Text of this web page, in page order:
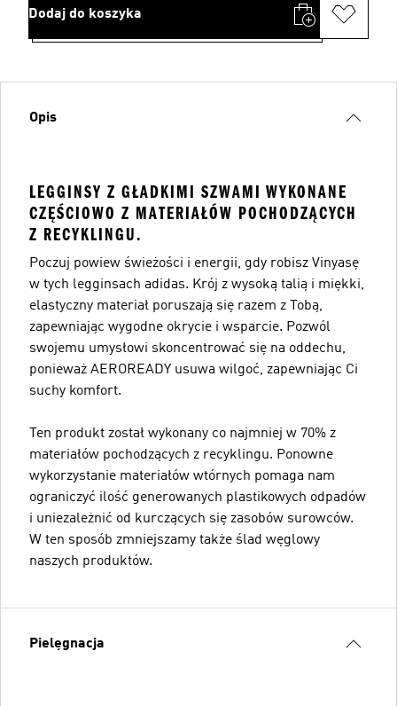
Dodaj do koszyka
Opis
LEGGINSY Z GŁADKIMI SZWAMI WYKONANE
CZĘŚCIOWO Z MATERIAŁÓW POCHODZĄCYCH
Z RECYKLINGU.
Poczuj powiew świeżości i energii, gdy robisz Vinyasę
w tych legginsach adidas. Krój z wysoką talią i miękki,
elastyczny materiał poruszają się razem z Tobą,
zapewniając wygodne okrycie i wsparcie. Pozwól
swojemu umysłowi skoncentrować się na oddechu,
ponieważ AEROREADY usuwa wilgoć, zapewniając Ci
suchy komfort.
Ten produkt został wykonany co najmniej w 70% z
materiałów pochodzących z recyklingu. Ponowne
wykorzystanie materiałów wtórnych pomaga nam
ograniczyć ilość generowanych plastikowych odpadów
i uniezależnić od kurczących się zasobów surowców.
W ten sposób zmniejszamy także ślad węglowy
naszych produktów.
Pielęgnacja